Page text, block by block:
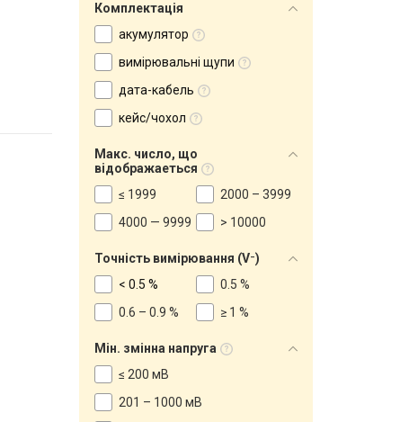
Комплектація
акумулятор
вимірювальні щупи
дата-кабель
кейс/чохол
Макс. число, що
відображаеться
≤ 1999
2000 – 3999
4000 — 9999
> 10000
Точність вимірювання (V⁻)
< 0.5 %
0.5 %
0.6 – 0.9 %
≥ 1 %
Мін. змінна напруга
≤ 200 мВ
201 – 1000 мВ